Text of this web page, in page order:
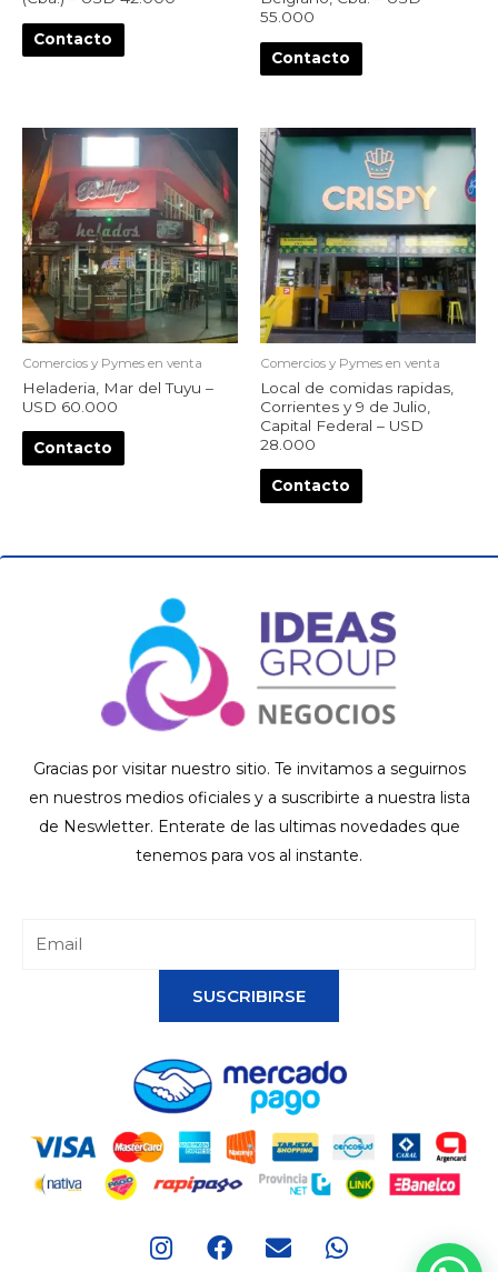
Contacto
55.000
Contacto
Comercios y Pymes en venta
Heladeria, Mar del Tuyu –
USD 60.000
Contacto
Comercios y Pymes en venta
Local de comidas rapidas,
Corrientes y 9 de Julio,
Capital Federal – USD
28.000
Contacto
Gracias por visitar nuestro sitio. Te invitamos a seguirnos
en nuestros medios oficiales y a suscribirte a nuestra lista
de Neswletter. Enterate de las ultimas novedades que
tenemos para vos al instante.
SUSCRIBIRSE